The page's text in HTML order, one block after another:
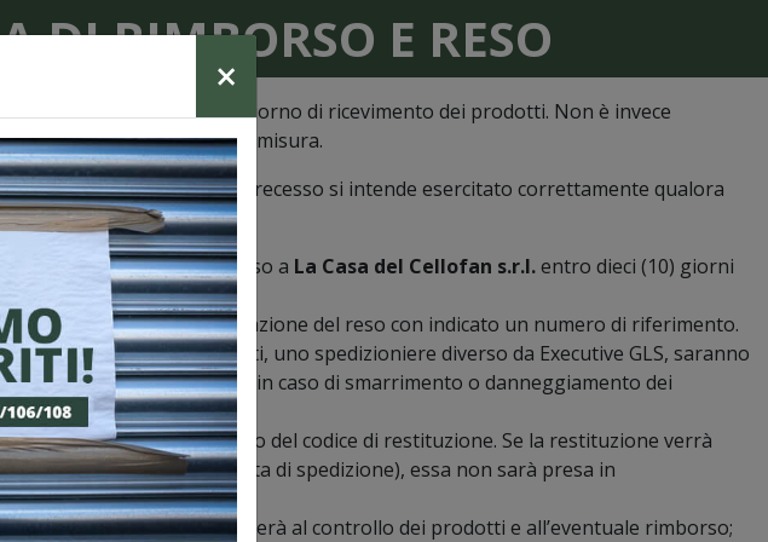
DI RIMBORSO E RESO
(10) giorni lavorativi dal giorno di ricevimento dei prodotti. Non è invece
altro o con un’altra colore/misura.
il Modulo. Il diritto di recesso si intende esercitato correttamente qualora
compilato e trasmesso a La Casa del Cellofan s.r.l.entro dieci (10) giorni
email di conferma di accettazione del reso con indicato un numero di riferimento.
la restituzione dei prodotti, uno spedizioniere diverso da Executive GLS, saranno
compresa la responsabilità in caso di smarrimento o danneggiamento dei
3 giorni dal ricevimento del codice di restituzione. Se la restituzione verrà
del codice (farà fede la data di spedizione), essa non sarà presa in
alcun rimborso;
del Cellofan s.r.l.provvederà al controllo dei prodotti e all’eventuale rimborso;
×